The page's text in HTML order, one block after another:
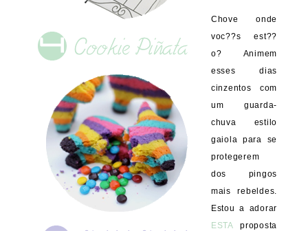
Chove onde
voc??s est??
o? Animem
esses dias
cinzentos com
um guarda-
chuva estilo
gaiola para se
protegerem
dos pingos
mais rebeldes.
Estou a adorar
ESTAproposta